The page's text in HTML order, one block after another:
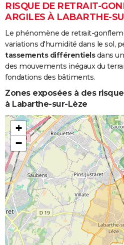
RISQUE DE RETRAIT-
ARGILES À LABARTHE-
Le phénomène de retrait-
variations d'humidité dans le sol,
tassements différentielsdans
des mouvements inégaux du
fondations des bâtiments.
Zones exposées à des
à Labarthe-sur-Lèze
+
−